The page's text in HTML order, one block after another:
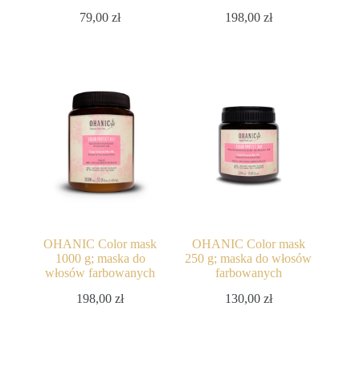
79,00zł
198,00 zł
OHANIC Color mask
1000 g; maska do
włosów farbowanych
198,00zł
OHANIC Color mask
250 g; maska do włosów
farbowanych
130,00 zł